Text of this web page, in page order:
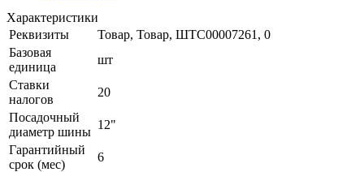
Характеристики
Реквизиты
Товар, Товар, ШТС00007261, 0
Базовая
единица
шт
Ставки
налогов
20
Посадочный
диаметр шины
12"
Гарантийный
срок (мес)
6